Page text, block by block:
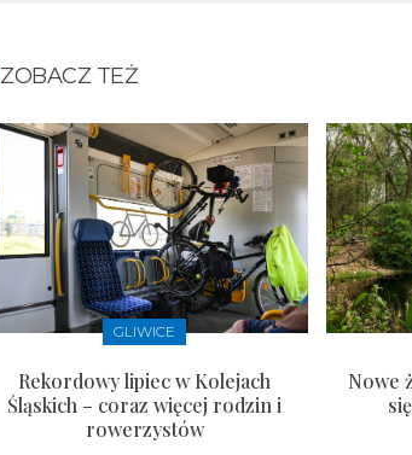
ZOBACZ TEŻ
GLIWICE
Rekordowy lipiec w Kolejach
Śląskich – coraz więcej rodzin i
rowerzystów
Nowe